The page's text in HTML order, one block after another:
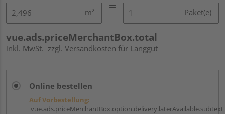
m² Paket(e)
vue.ads.priceMerchantBox.total
inkl. MwSt. zzgl. Versandkosten für Langgut
Online bestellen
Auf Vorbestellung:
vue.ads.priceMerchantBox.option.delivery.laterAvailable.subtext